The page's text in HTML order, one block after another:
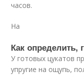
часов.
На
Как определить,
У готовых цукатов
упругие на ощупь,